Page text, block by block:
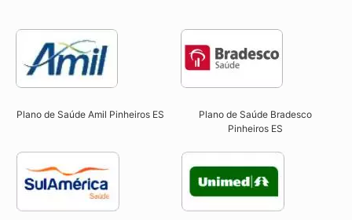
Plano de Saúde Amil Pinheiros ES
Plano de Saúde Bradesco
Pinheiros ES